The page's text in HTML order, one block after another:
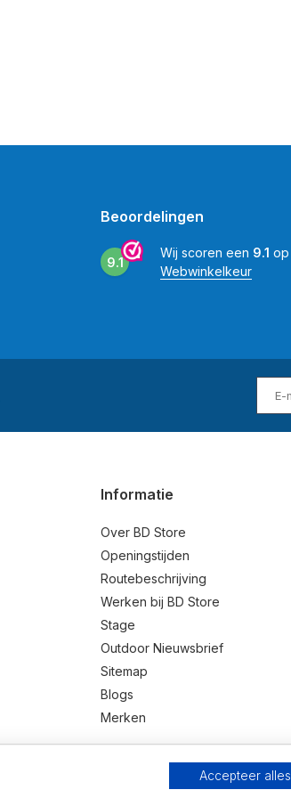
Beoordelingen
9.1
Wij scoren een 9.1 op
Webwinkelkeur
Informatie
Over BD Store
Openingstijden
Routebeschrijving
Werken bij BD Store
Stage
Outdoor Nieuwsbrief
Sitemap
Blogs
Merken
Accepteer alles